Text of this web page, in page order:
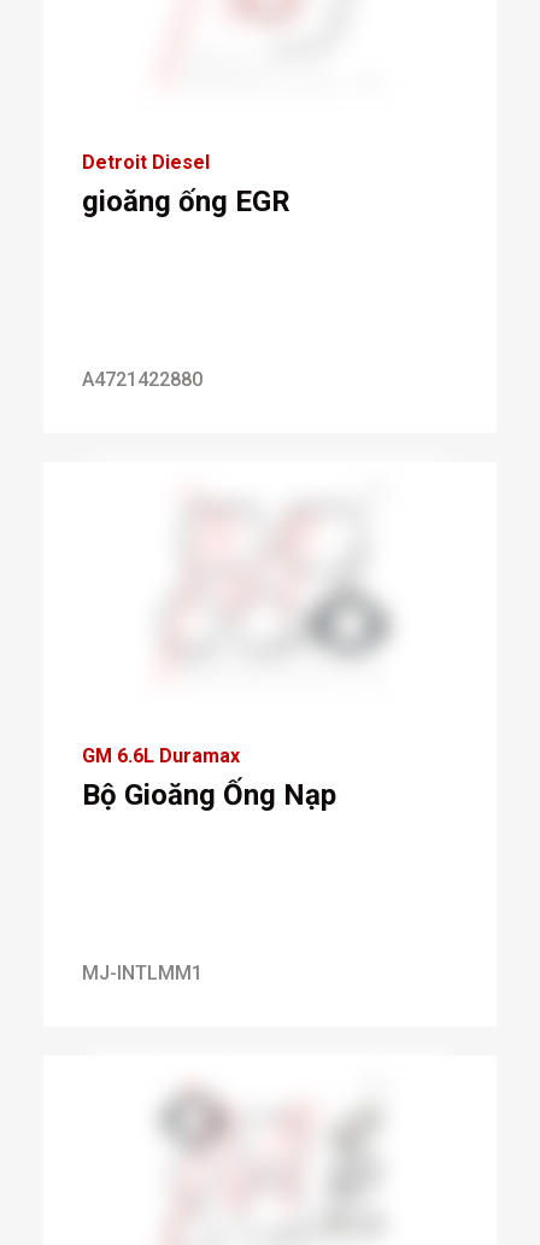
Detroit Diesel
gioăng ống EGR
A4721422880
GM 6.6L Duramax
Bộ Gioăng Ống Nạp
MJ-INTLMM1